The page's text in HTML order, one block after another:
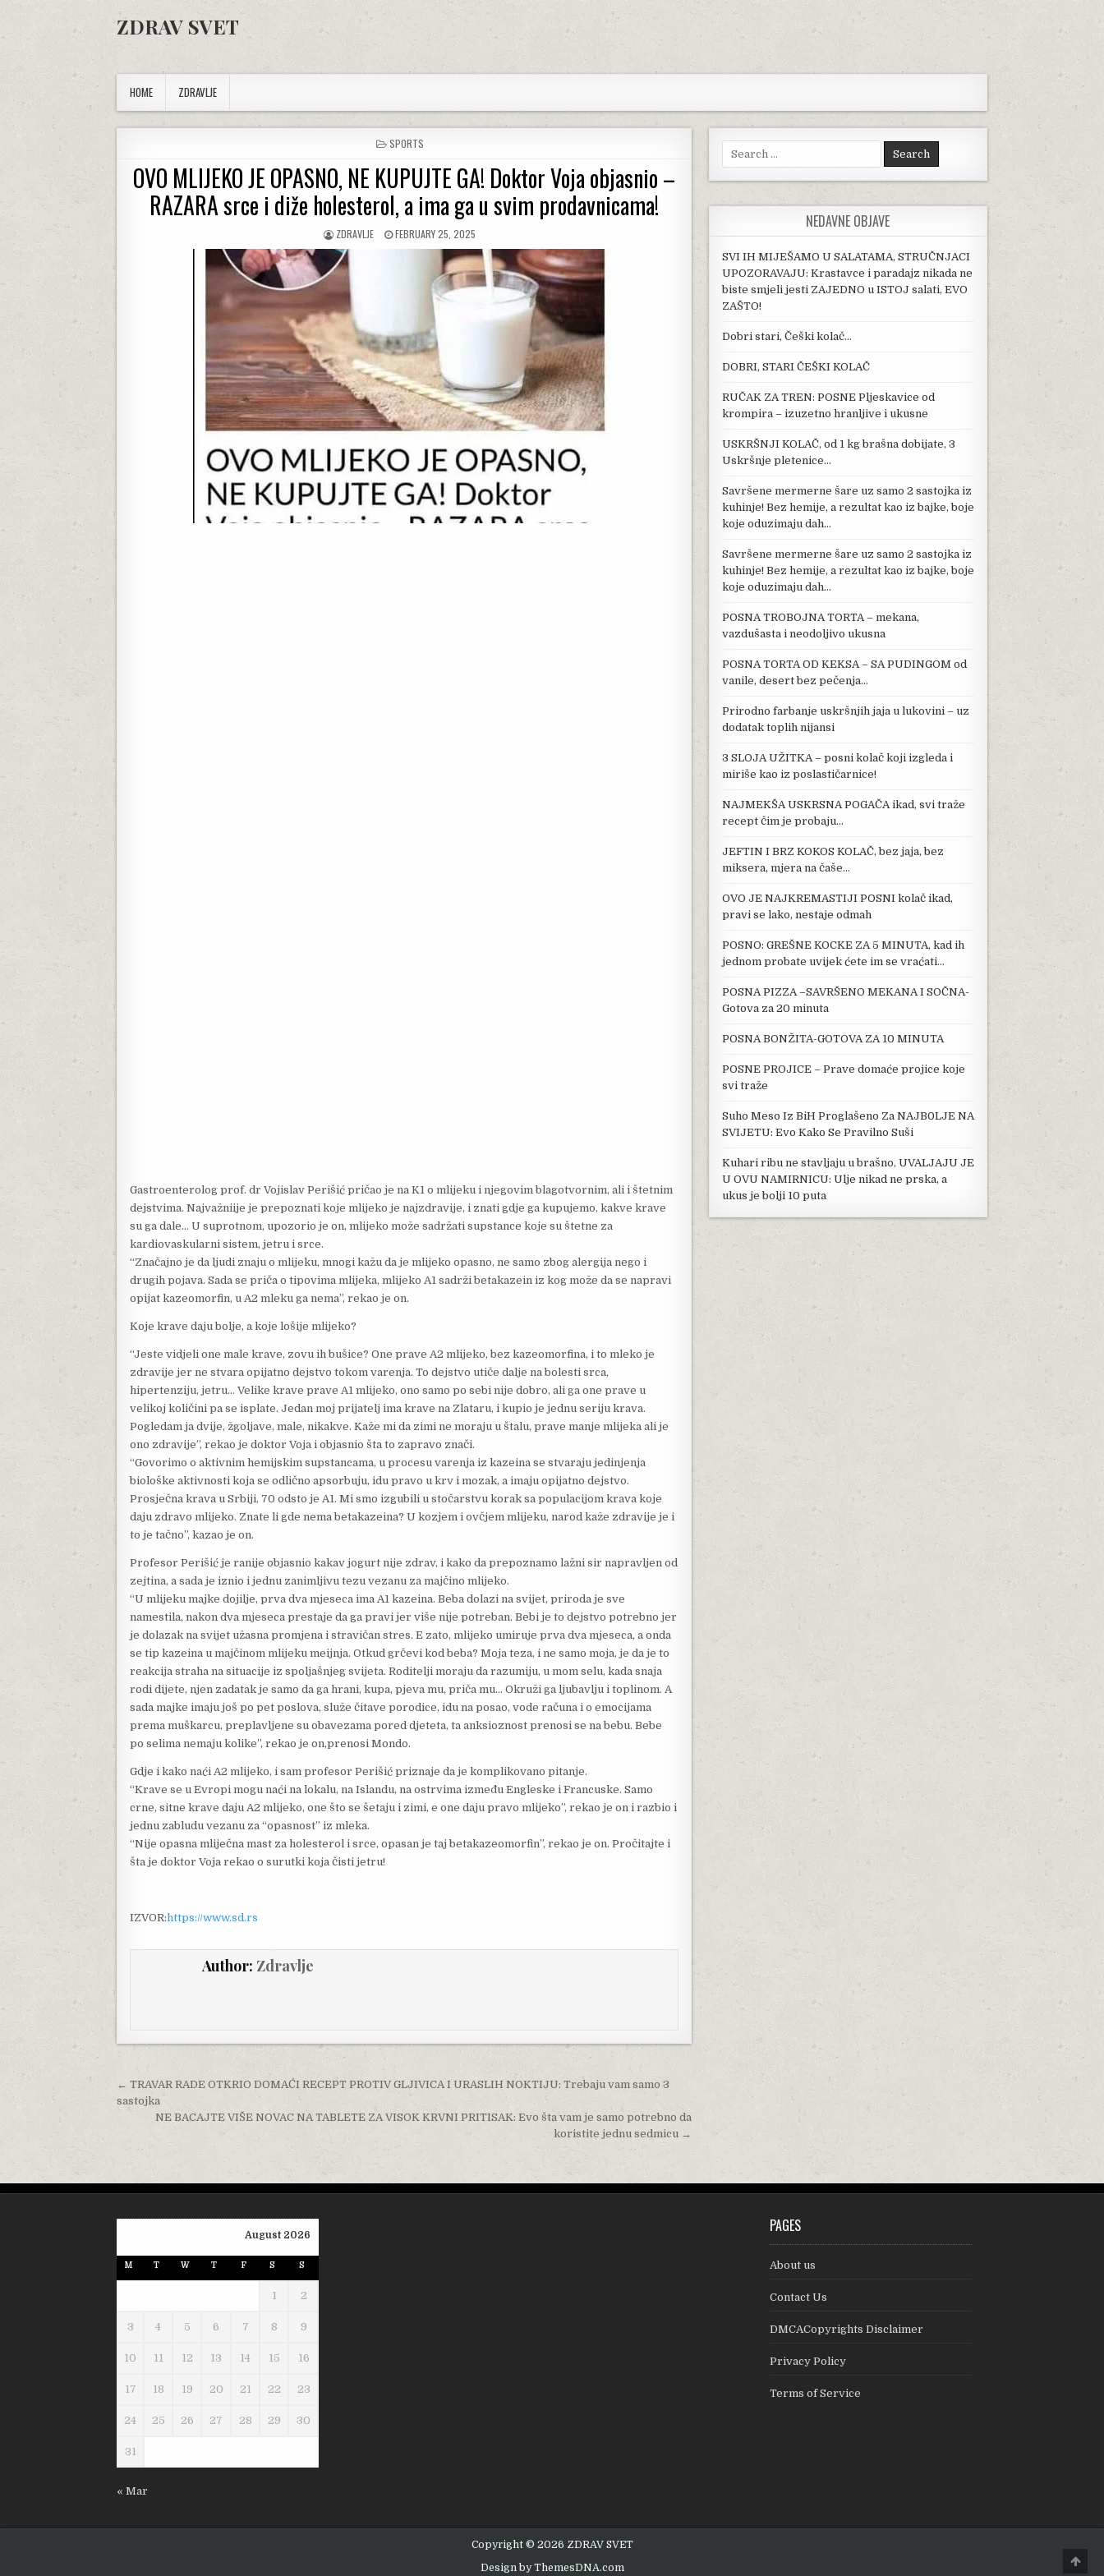
Skip to content
ZDRAV SVET
HOME ZDRAVLJE
POSTED IN
SPORTS
OVO MLIJEKO JE OPASNO, NE KUPUJTE GA! Doktor Voja objasnio –
RAZARA srce i diže holesterol, a ima ga u svim prodavnicama!
AUTHOR:
ZDRAVLJE PUBLISHED DATE:
FEBRUARY 25, 2025
Gastroenterolog prof. dr Vojislav Perišić pričao je na K1 o mlijeku i njegovim blagotvornim, ali i štetnim
dejstvima. Najvažniije je prepoznati koje mlijeko je najzdravije, i znati gdje ga kupujemo, kakve krave
su ga dale… U suprotnom, upozorio je on, mlijeko može sadržati supstance koje su štetne za
kardiovaskularni sistem, jetru i srce.
“Značajno je da ljudi znaju o mlijeku, mnogi kažu da je mlijeko opasno, ne samo zbog alergija nego i
drugih pojava. Sada se priča o tipovima mlijeka, mlijeko A1 sadrži betakazein iz kog može da se napravi
opijat kazeomorfin, u A2 mleku ga nema”, rekao je on.
Koje krave daju bolje, a koje lošije mlijeko?
“Jeste vidjeli one male krave, zovu ih bušice? One prave A2 mlijeko, bez kazeomorfina, i to mleko je
zdravije jer ne stvara opijatno dejstvo tokom varenja. To dejstvo utiče dalje na bolesti srca,
hipertenziju, jetru… Velike krave prave A1 mlijeko, ono samo po sebi nije dobro, ali ga one prave u
velikoj količini pa se isplate. Jedan moj prijatelj ima krave na Zlataru, i kupio je jednu seriju krava.
Pogledam ja dvije, žgoljave, male, nikakve. Kaže mi da zimi ne moraju u štalu, prave manje mlijeka ali je
ono zdravije”, rekao je doktor Voja i objasnio šta to zapravo znači.
“Govorimo o aktivnim hemijskim supstancama, u procesu varenja iz kazeina se stvaraju jedinjenja
biološke aktivnosti koja se odlično apsorbuju, idu pravo u krv i mozak, a imaju opijatno dejstvo.
Prosječna krava u Srbiji, 70 odsto je A1. Mi smo izgubili u stočarstvu korak sa populacijom krava koje
daju zdravo mlijeko. Znate li gde nema betakazeina? U kozjem i ovčjem mlijeku, narod kaže zdravije je i
to je tačno”, kazao je on.
Profesor Perišić je ranije objasnio kakav jogurt nije zdrav, i kako da prepoznamo lažni sir napravljen od
zejtina, a sada je iznio i jednu zanimljivu tezu vezanu za majčino mlijeko.
“U mlijeku majke dojilje, prva dva mjeseca ima A1 kazeina. Beba dolazi na svijet, priroda je sve
namestila, nakon dva mjeseca prestaje da ga pravi jer više nije potreban. Bebi je to dejstvo potrebno jer
je dolazak na svijet užasna promjena i stravičan stres. E zato, mlijeko umiruje prva dva mjeseca, a onda
se tip kazeina u majčinom mlijeku meijnja. Otkud grčevi kod beba? Moja teza, i ne samo moja, je da je to
reakcija straha na situacije iz spoljašnjeg svijeta. Roditelji moraju da razumiju, u mom selu, kada snaja
rodi dijete, njen zadatak je samo da ga hrani, kupa, pjeva mu, priča mu… Okruži ga ljubavlju i toplinom. A
sada majke imaju još po pet poslova, služe čitave porodice, idu na posao, vode računa i o emocijama
prema muškarcu, preplavljene su obavezama pored djeteta, ta anksioznost prenosi se na bebu. Bebe
po selima nemaju kolike”, rekao je on,prenosi Mondo.
Gdje i kako naći A2 mlijeko, i sam profesor Perišić priznaje da je komplikovano pitanje.
“Krave se u Evropi mogu naći na lokalu, na Islandu, na ostrvima između Engleske i Francuske. Samo
crne, sitne krave daju A2 mlijeko, one što se šetaju i zimi, e one daju pravo mlijeko”, rekao je on i razbio i
jednu zabludu vezanu za “opasnost” iz mleka.
“Nije opasna mliječna mast za holesterol i srce, opasan je taj betakazeomorfin”, rekao je on. Pročitajte i
šta je doktor Voja rekao o surutki koja čisti jetru!
IZVOR:https://www.sd.rs
Author: Zdravlje
Post navigation
← TRAVAR RADE OTKRIO DOMAĆI RECEPT PROTIV GLJIVICA I URASLIH NOKTIJU: Trebaju vam samo 3
sastojka
NE BACAJTE VIŠE NOVAC NA TABLETE ZA VISOK KRVNI PRITISAK: Evo šta vam je samo potrebno da
koristite jednu sedmicu →
Search for:
NEDAVNE OBJAVE
SVI IH MIJEŠAMO U SALATAMA, STRUČNJACI
UPOZORAVAJU: Krastavce i paradajz nikada ne
biste smjeli jesti ZAJEDNO u ISTOJ salati, EVO
ZAŠTO!
Dobri stari, Češki kolač…
DOBRI, STARI ČEŠKI KOLAČ
RUČAK ZA TREN: POSNE Pljeskavice od
krompira – izuzetno hranljive i ukusne
USKRŠNJI KOLAČ, od 1 kg brašna dobijate, 3
Uskršnje pletenice…
Savršene mermerne šare uz samo 2 sastojka iz
kuhinje! Bez hemije, a rezultat kao iz bajke, boje
koje oduzimaju dah…
Savršene mermerne šare uz samo 2 sastojka iz
kuhinje! Bez hemije, a rezultat kao iz bajke, boje
koje oduzimaju dah…
POSNA TROBOJNA TORTA – mekana,
vazdušasta i neodoljivo ukusna
POSNA TORTA OD KEKSA – SA PUDINGOM od
vanile, desert bez pečenja…
Prirodno farbanje uskršnjih jaja u lukovini – uz
dodatak toplih nijansi
3 SLOJA UŽITKA – posni kolač koji izgleda i
miriše kao iz poslastičarnice!
NAJMEKŠA USKRSNA POGAČA ikad, svi traže
recept čim je probaju…
JEFTIN I BRZ KOKOS KOLAČ, bez jaja, bez
miksera, mjera na čaše…
OVO JE NAJKREMASTIJI POSNI kolač ikad,
pravi se lako, nestaje odmah
POSNO: GREŠNE KOCKE ZA 5 MINUTA, kad ih
jednom probate uvijek ćete im se vraćati…
POSNA PIZZA –SAVRŠENO MEKANA I SOČNA-
Gotova za 20 minuta
POSNA BONŽITA-GOTOVA ZA 10 MINUTA
POSNE PROJICE – Prave domaće projice koje
svi traže
Suho Meso Iz BiH Proglašeno Za NAJB0LJE NA
SVIJETU: Evo Kako Se Pravilno Suši
Kuhari ribu ne stavljaju u brašno, UVALJAJU JE
U OVU NAMIRNICU: Ulje nikad ne prska, a
ukus je bolji 10 puta
August 2026
M T W T F S S
1 2
3 4 5 6 7 8 9
10 11 12 13 14 15 16
17 18 19 20 21 22 23
24 25 26 27 28 29 30
31
« Mar
PAGES
About us
Contact Us
DMCACopyrights Disclaimer
Privacy Policy
Terms of Service
Copyright © 2026 ZDRAV SVET
Design by ThemesDNA.com